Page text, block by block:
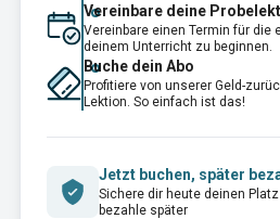
Vereinbare deine
Vereinbare einen Termin für die
deinem Unterricht zu beginnen.
Buche dein Abo
Profitiere von unserer Geld-
Lektion. So einfach ist das!
Jetzt buchen, später
Sichere dir heute deinen
bezahle später